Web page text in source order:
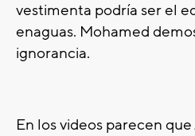
vestimenta podría ser el
enaguas. Mohamed
ignorancia.
En los videos parecen